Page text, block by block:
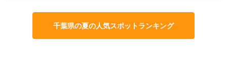
千葉県の夏の人気スポットランキング